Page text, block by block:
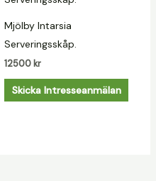
Mjölby Intarsia
Serveringsskåp.
12500 kr
Skicka Intresseanmälan